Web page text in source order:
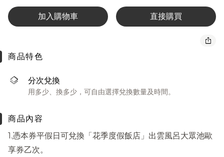
加入購物車 直接購買
ios_share
商品特色
layers 分次兌換
用多少、換多少，可自由選擇兌換數量及時間。
商品內容
1.憑本券平假日可兌換「花季度假飯店」出雲風呂大眾池歐
享券乙次。